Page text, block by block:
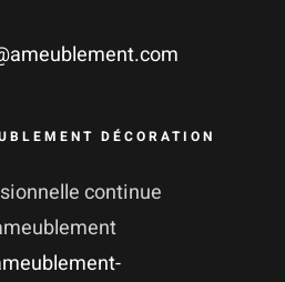
DÉCORATION
continue